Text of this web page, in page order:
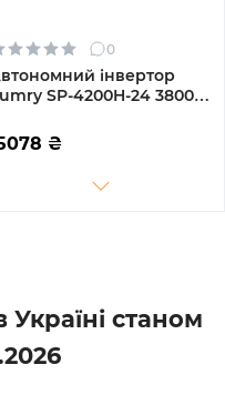
0
інвертор
SP-4200H-24 3800W
(SP-4200H-
₴
станом